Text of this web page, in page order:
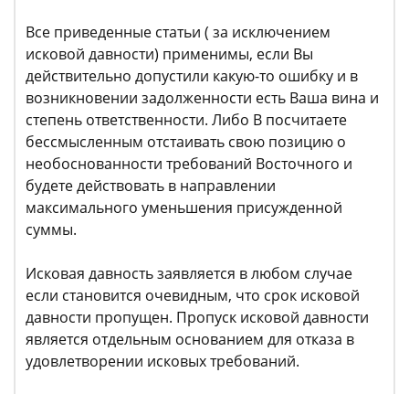
Все приведенные статьи ( за исключением
исковой давности) применимы, если Вы
действительно допустили какую-то ошибку и в
возникновении задолженности есть Ваша вина и
степень ответственности. Либо В посчитаете
бессмысленным отстаивать свою позицию о
необоснованности требований Восточного и
будете действовать в направлении
максимального уменьшения присужденной
суммы.
Исковая давность заявляется в любом случае
если становится очевидным, что срок исковой
давности пропущен. Пропуск исковой давности
является отдельным основанием для отказа в
удовлетворении исковых требований.